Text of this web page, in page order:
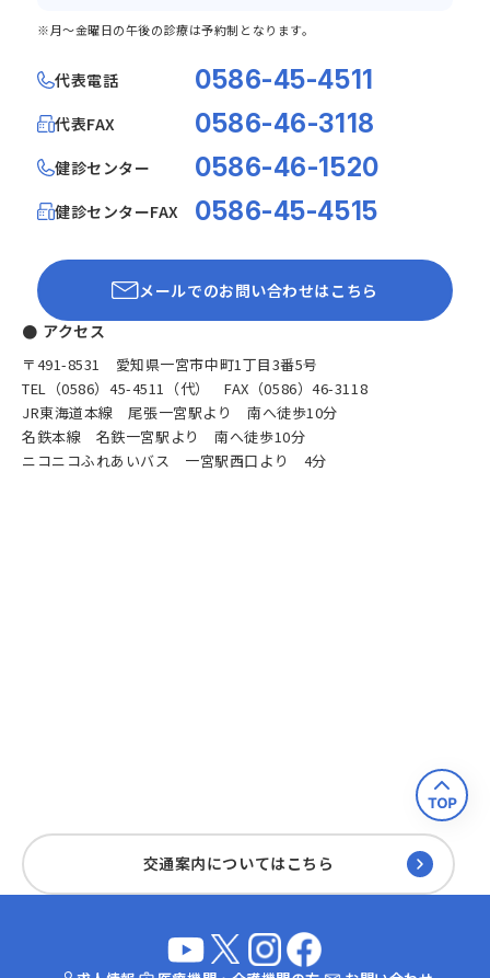
※月～金曜日の午後の診療は予約制となります。
代表電話 0586-45-4511
代表FAX 0586-46-3118
健診センター 0586-46-1520
健診センターFAX 0586-45-4515
メールでのお問い合わせはこちら
● アクセス
〒491-8531 愛知県一宮市中町1丁目3番5号
TEL（0586）45-4511（代） FAX（0586）46-3118
JR東海道本線 尾張一宮駅より 南へ徒歩10分
名鉄本線 名鉄一宮駅より 南へ徒歩10分
ニコニコふれあいバス 一宮駅西口より 4分
交通案内についてはこちら